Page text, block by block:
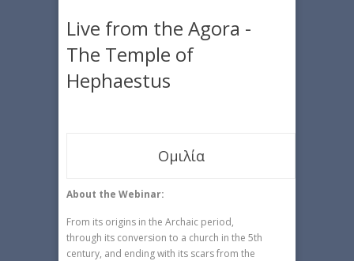
Live from the Agora -
The Temple of
Hephaestus
Ομιλία
About the Webinar:
From its origins in the Archaic period,
through its conversion to a church in the 5th
century, and ending with its scars from the